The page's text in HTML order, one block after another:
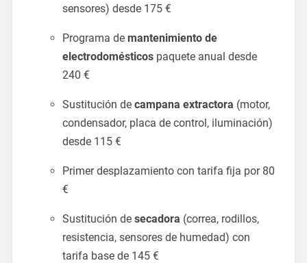
sensores) desde 175 €
Programa de mantenimiento de
electrodomésticospaquete anual desde
240 €
Sustitución de campana extractora (motor,
condensador, placa de control, iluminación)
desde 115 €
Primer desplazamiento con tarifa fija por 80
€
Sustitución de secadora (correa, rodillos,
resistencia, sensores de humedad) con
tarifa base de 145 €